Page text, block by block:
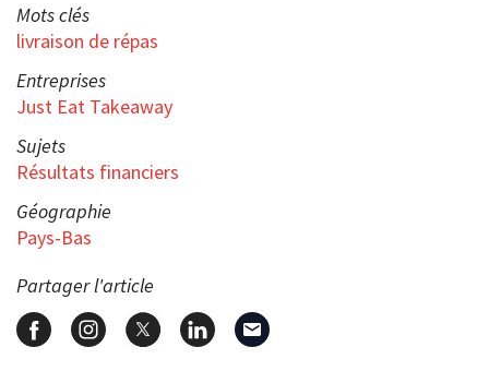
Mots clés
livraison de répas
Entreprises
Just Eat Takeaway
Sujets
Résultats financiers
Géographie
Pays-Bas
Partager l'article